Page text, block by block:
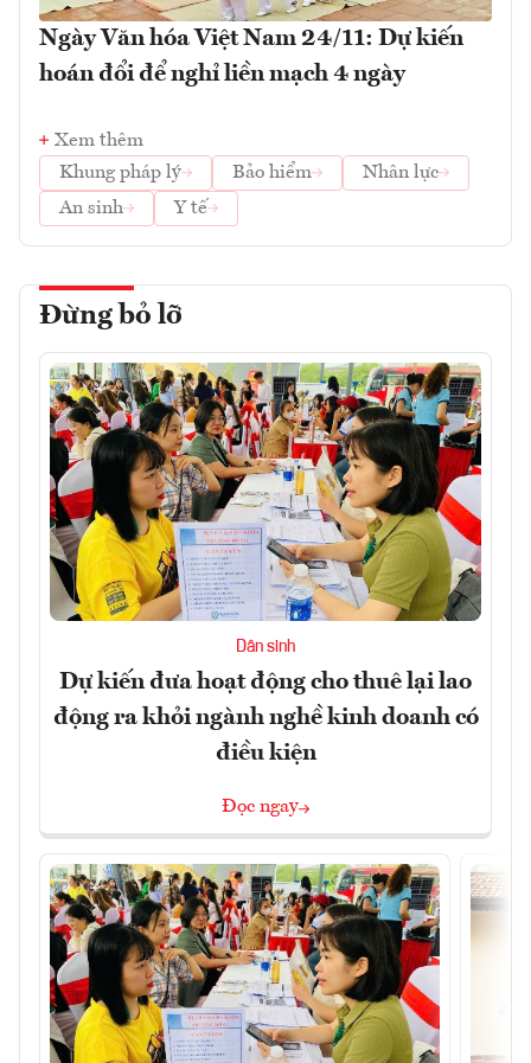
Ngày Văn hóa Việt Nam 24/11: Dự kiến
hoán đổi để nghỉ liền mạch 4 ngày
Xem thêm
Khung pháp lý
Bảo hiểm
Nhân lực
An sinh
Y tế
Đừng bỏ lỡ
Dân sinh
Dự kiến đưa hoạt động cho thuê lại lao
động ra khỏi ngành nghề kinh doanh có
điều kiện
Đọc ngay